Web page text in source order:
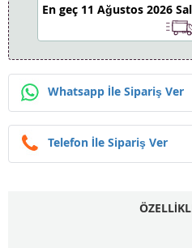
En geç 11 Ağustos 2026
Whatsapp İle Sipariş Ver
Telefon İle Sipariş Ver